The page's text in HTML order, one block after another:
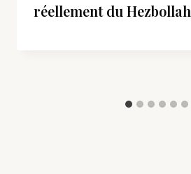
réellement du Hezbollah